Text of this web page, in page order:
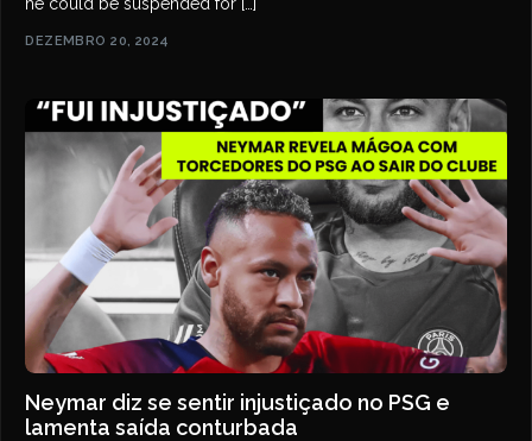
DEZEMBRO 20, 2024
Neymar diz se sentir injustiçado no PSG e
lamenta saída conturbada